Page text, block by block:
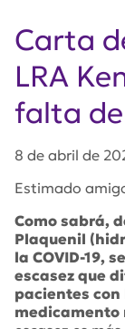
Carta
LRA
falta
8 de abril de
Estimado
Como sabrá,
Plaquenil
la COVID-19,
escasez que
pacientes con
medicamento